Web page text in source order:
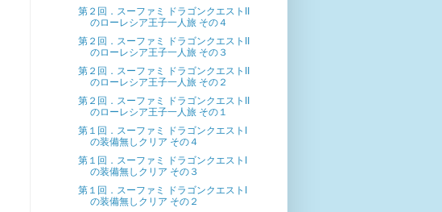
第２回．スーファミ ドラゴンクエストII
のローレシア王子一人旅 その４
第２回．スーファミ ドラゴンクエストII
のローレシア王子一人旅 その３
第２回．スーファミ ドラゴンクエストII
のローレシア王子一人旅 その２
第２回．スーファミ ドラゴンクエストII
のローレシア王子一人旅 その１
第１回．スーファミ ドラゴンクエストI
の装備無しクリア その４
第１回．スーファミ ドラゴンクエストI
の装備無しクリア その３
第１回．スーファミ ドラゴンクエストI
の装備無しクリア その２